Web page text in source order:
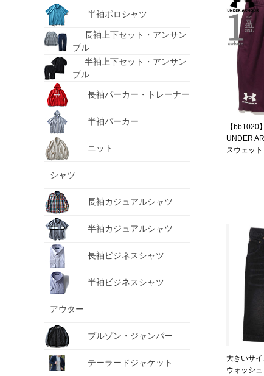
半袖ポロシャツ
長袖上下セット・アンサン
ブル
半袖上下セット・アンサン
ブル
長袖パーカー・トレーナー
半袖パーカー
ニット
シャツ
長袖カジュアルシャツ
半袖カジュアルシャツ
長袖ビジネスシャツ
半袖ビジネスシャツ
アウター
ブルゾン・ジャンパー
テーラードジャケット
【bb1020
UNDER
スウェッ
ンツ ショ
SHORT
大きいサ
ウォッシ